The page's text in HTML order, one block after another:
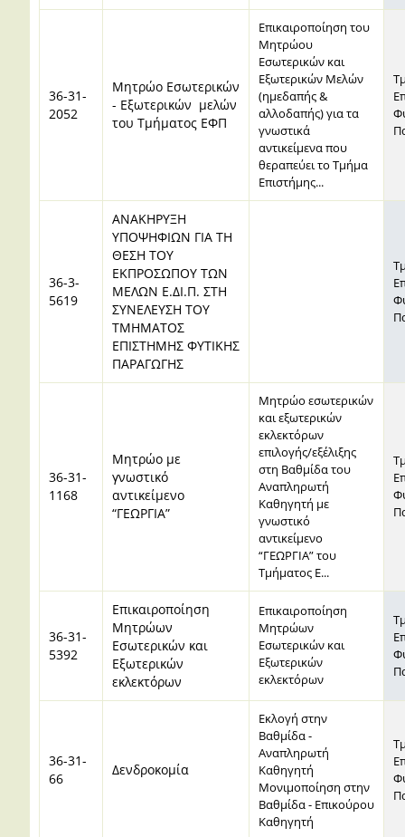
36-31-
2052
Μητρώο Εσωτερικών
- Εξωτερικών μελών
του Τμήματος ΕΦΠ
Επικαιροποίηση του
Μητρώου
Εσωτερικών και
Εξωτερικών Μελών
(ημεδαπής &
αλλοδαπής) για τα
γνωστικά
αντικείμενα που
θεραπεύει το Τμήμα
Επιστήμης...
36-3-
5619
ΑΝΑΚΗΡΥΞΗ
ΥΠΟΨΗΦΙΩΝ ΓΙΑ ΤΗ
ΘΕΣΗ ΤΟΥ
ΕΚΠΡΟΣΩΠΟΥ ΤΩΝ
ΜΕΛΩΝ Ε.ΔΙ.Π. ΣΤΗ
ΣΥΝΕΛΕΥΣΗ ΤΟΥ
ΤΜΗΜΑΤΟΣ
ΕΠΙΣΤΗΜΗΣ ΦΥΤΙΚΗΣ
ΠΑΡΑΓΩΓΗΣ
36-31-
1168
Μητρώο με
γνωστικό
αντικείμενο
“ΓΕΩΡΓΙΑ”
Μητρώο εσωτερικών
και εξωτερικών
εκλεκτόρων
επιλογής/εξέλιξης
στη Βαθμίδα του
Αναπληρωτή
Καθηγητή με
γνωστικό
αντικείμενο
“ΓΕΩΡΓΙΑ” του
Τμήματος Ε...
36-31-
5392
Επικαιροποίηση
Μητρώων
Εσωτερικών και
Εξωτερικών
εκλεκτόρων
Επικαιροποίηση
Μητρώων
Εσωτερικών και
Εξωτερικών
εκλεκτόρων
36-31-
66
Δενδροκομία
Εκλογή στην
Βαθμίδα -
Αναπληρωτή
Καθηγητή
Μονιμοποίηση στην
Βαθμίδα - Επικούρου
Καθηγητή